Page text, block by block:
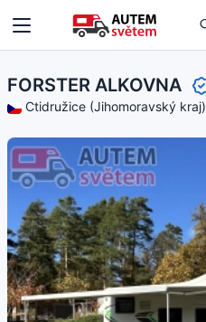
FORSTER ALKOVNA
Ctidružice (Jihomoravský kraj)